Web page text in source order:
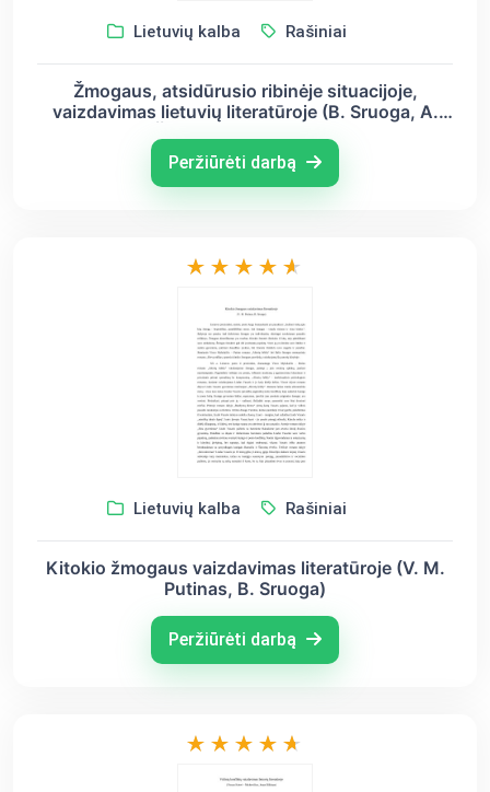
Lietuvių kalba Rašiniai
Žmogaus, atsidūrusio ribinėje situacijoje,
vaizdavimas lietuvių literatūroje (B. Sruoga, A.
Peržiūrėti darbą
Lietuvių kalba Rašiniai
Kitokio žmogaus vaizdavimas literatūroje (V. M.
Putinas, B. Sruoga)
Peržiūrėti darbą